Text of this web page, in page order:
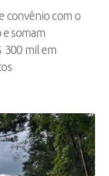
convênio com o
somam
300 mil em